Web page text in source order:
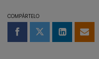
COMPÁRTELO
Compartir en
Compartir en